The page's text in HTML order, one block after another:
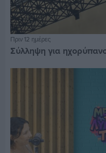
Πριν 12 ημέρες
Σύλληψη για